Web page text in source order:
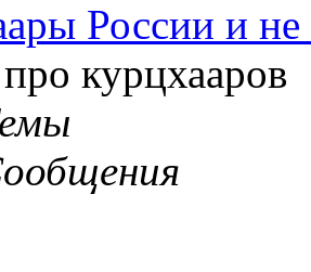
России и не
курцхааров